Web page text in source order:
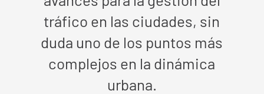
tráfico en las ciudades, sin
duda uno de los puntos más
complejos en la dinámica
urbana.